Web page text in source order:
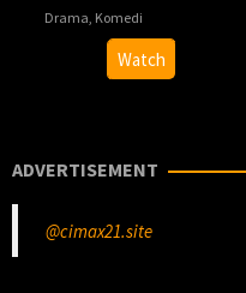
Drama, Komedi
2026-
03-
Watch
ADVERTISEMENT
@cimax21.site